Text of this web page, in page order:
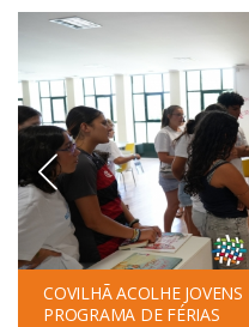
COVILHÃ ACOLHE
PROGRAMA DE FÉRIAS